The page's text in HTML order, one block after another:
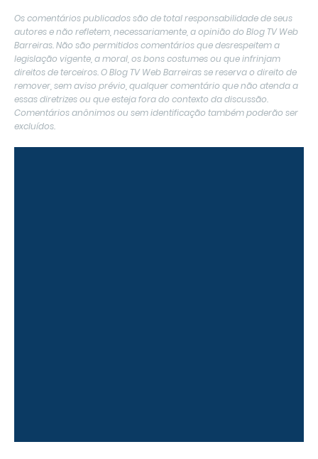
Os comentários publicados são de total responsabilidade de seus
autores e não refletem, necessariamente, a opinião do Blog TV Web
Barreiras. Não são permitidos comentários que desrespeitem a
legislação vigente, a moral, os bons costumes ou que infrinjam
direitos de terceiros. O Blog TV Web Barreiras se reserva o direito de
remover, sem aviso prévio, qualquer comentário que não atenda a
essas diretrizes ou que esteja fora do contexto da discussão.
Comentários anônimos ou sem identificação também poderão ser
excluídos.